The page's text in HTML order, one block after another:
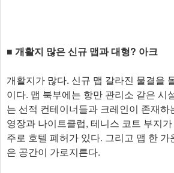
■ 개활지 많은 신규 맵과 대형? 아크
개활지가 많다. 신규 맵 갈라진 물결을
이다. 맵 북부에는 항만 관리소 같은 시
는 선적 컨테이너들과 크레인이 존재하
영장과 나이트클럽, 테니스 코트 부지
주로 호텔 폐허가 있다. 그리고 맵 한
은 공간이 가로지른다.